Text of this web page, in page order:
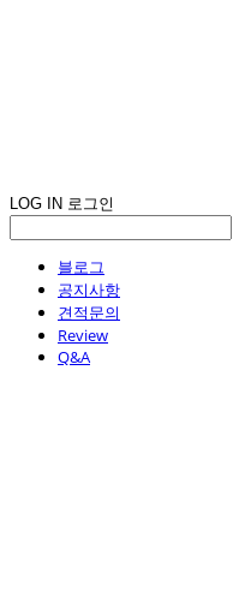
LOG IN 로그인
블로그
공지사항
견적문의
Review
Q&A